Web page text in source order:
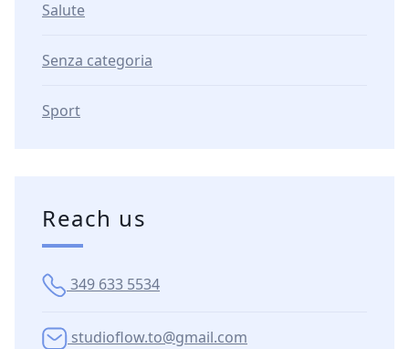
Salute
Senza categoria
Sport
Reach us
349 633 5534
studioflow.to@gmail.com